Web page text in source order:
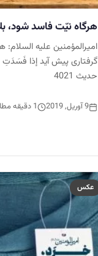
هرگاه نيّت فاسد شود،
امیرالمؤمنین علیه
گرفتارى پيش آيد إذا فَسَدَتِ
حدیث 4021
9 آوریل, 2019 1 دقیقه مطالعه
عکس